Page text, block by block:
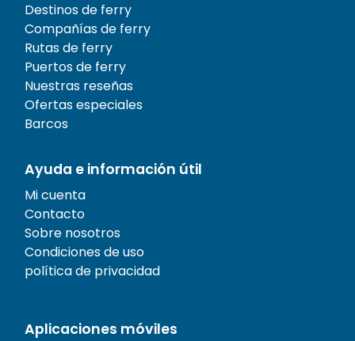
Destinos de ferry
Compañías de ferry
Rutas de ferry
Puertos de ferry
Nuestras reseñas
Ofertas especiales
Barcos
Ayuda e información útil
Mi cuenta
Contacto
Sobre nosotros
Condiciones de uso
política de privacidad
Aplicaciones móviles